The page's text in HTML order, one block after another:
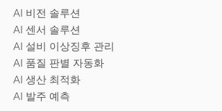
AI 비전 솔루션
AI 센서 솔루션
AI 설비 이상징후 관리
AI 품질 판별 자동화
AI 생산 최적화
AI 발주 예측